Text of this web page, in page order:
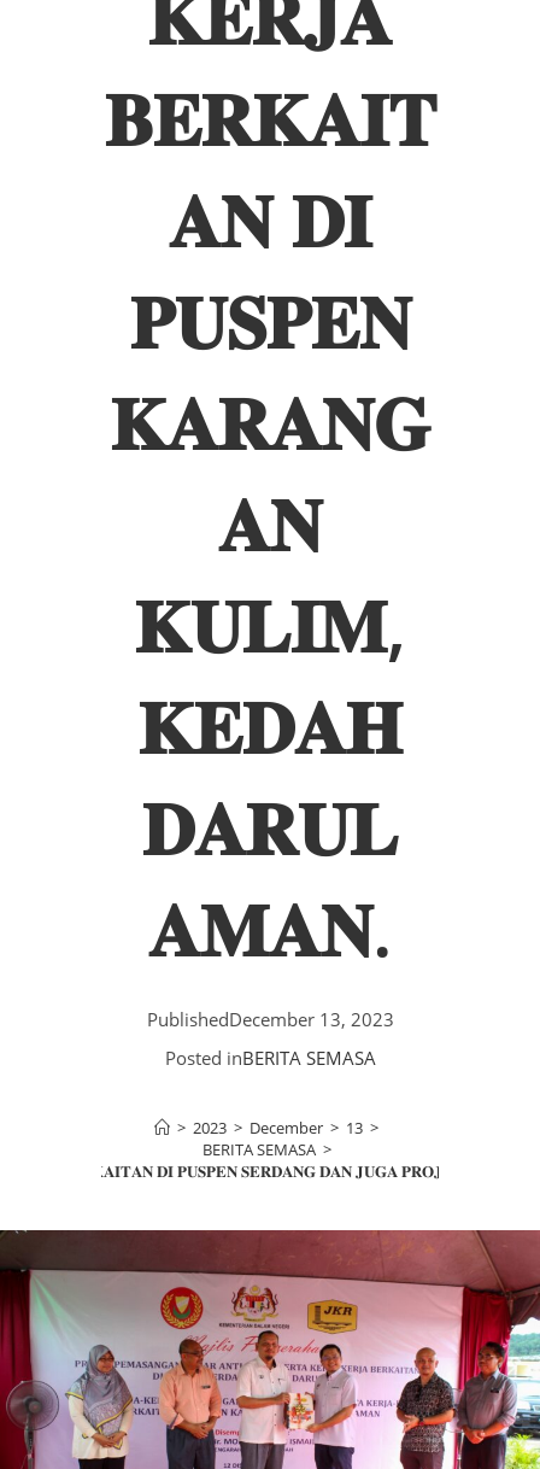
𝐁𝐄𝐑𝐊𝐀𝐈𝐓
𝐀𝐍 𝐃𝐈
𝐏𝐔𝐒𝐏𝐄𝐍
𝐊𝐀𝐑𝐀𝐍𝐆
𝐀𝐍
𝐊𝐔𝐋𝐈𝐌,
𝐊𝐄𝐃𝐀𝐇
𝐃𝐀𝐑𝐔𝐋
𝐀𝐌𝐀𝐍.
PublishedDecember 13, 2023
Posted inBERITA SEMASA
> 2023 > December > 13 >
BERITA SEMASA >
𝐁𝐄𝐑𝐊𝐀𝐈𝐓𝐀𝐍 𝐃𝐈 𝐏𝐔𝐒𝐏𝐄𝐍 𝐒𝐄𝐑𝐃𝐀𝐍𝐆 𝐃𝐀𝐍 𝐉𝐔𝐆𝐀 𝐏𝐑𝐎𝐉𝐄𝐊